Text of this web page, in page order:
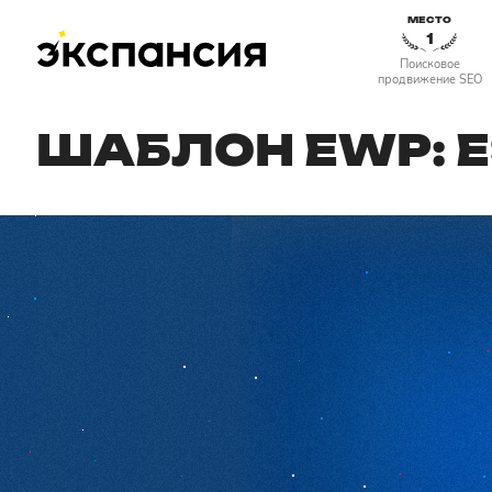
МЕСТО
1
Поисковое
продвижение SEO
ШАБЛОН EWP: